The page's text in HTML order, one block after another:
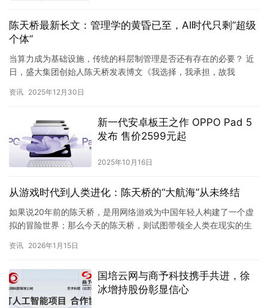
陈天桥最新长文：管理学的黄昏已至，AI时代只剩“超级
个体”
当算力成为基础设施，传统的科层制管理是否还有存在的必要？ 近
日，盛大集团创始人陈天桥发表博文《我选择，我承担，故我
测：“管…
资讯 2025年12月30日
新一代安卓板王之作 OPPO Pad 5
发布 售价2599元起
2025年10月16日
从游戏时代到人类进化：陈天桥的“大航海”从未终结
如果说20年前的陈天桥，是用网络游戏为中国年轻人构建了一个虚
拟的冒险世界；那么今天的陈天桥，则试图带领全人类在现实的生
大…
资讯 2026年1月15日
国培云网与商予科技携手共进，徐
冰增持股份彰显信心